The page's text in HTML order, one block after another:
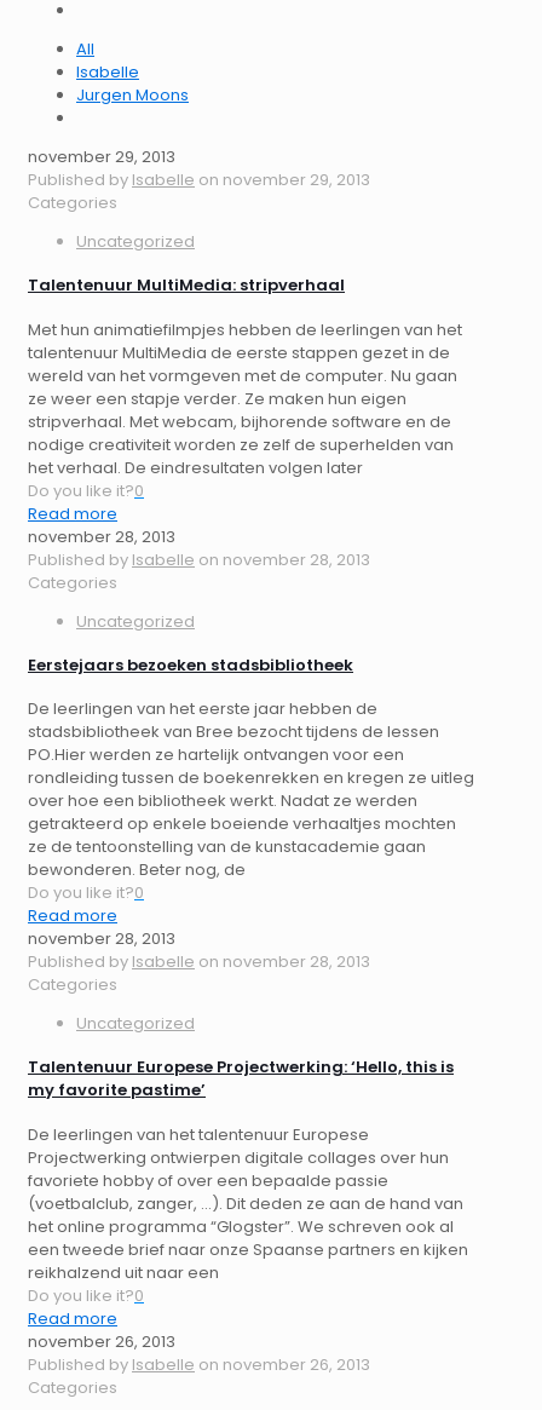
All
Isabelle
Jurgen Moons
november 29, 2013
Published by Isabelle on november 29, 2013
Categories
Uncategorized
Talentenuur MultiMedia: stripverhaal
Met hun animatiefilmpjes hebben de leerlingen van het
talentenuur MultiMedia de eerste stappen gezet in de
wereld van het vormgeven met de computer. Nu gaan
ze weer een stapje verder. Ze maken hun eigen
stripverhaal. Met webcam, bijhorende software en de
nodige creativiteit worden ze zelf de superhelden van
het verhaal. De eindresultaten volgen later
Do you like it?0
Read more
november 28, 2013
Published by Isabelle on november 28, 2013
Categories
Uncategorized
Eerstejaars bezoeken stadsbibliotheek
De leerlingen van het eerste jaar hebben de
stadsbibliotheek van Bree bezocht tijdens de lessen
PO.Hier werden ze hartelijk ontvangen voor een
rondleiding tussen de boekenrekken en kregen ze uitleg
over hoe een bibliotheek werkt. Nadat ze werden
getrakteerd op enkele boeiende verhaaltjes mochten
ze de tentoonstelling van de kunstacademie gaan
bewonderen. Beter nog, de
Do you like it?0
Read more
november 28, 2013
Published by Isabelle on november 28, 2013
Categories
Uncategorized
Talentenuur Europese Projectwerking: ‘Hello, this is
my favorite pastime’
De leerlingen van het talentenuur Europese
Projectwerking ontwierpen digitale collages over hun
favoriete hobby of over een bepaalde passie
(voetbalclub, zanger, …). Dit deden ze aan de hand van
het online programma “Glogster”. We schreven ook al
een tweede brief naar onze Spaanse partners en kijken
reikhalzend uit naar een
Do you like it?0
Read more
november 26, 2013
Published by Isabelle on november 26, 2013
Categories